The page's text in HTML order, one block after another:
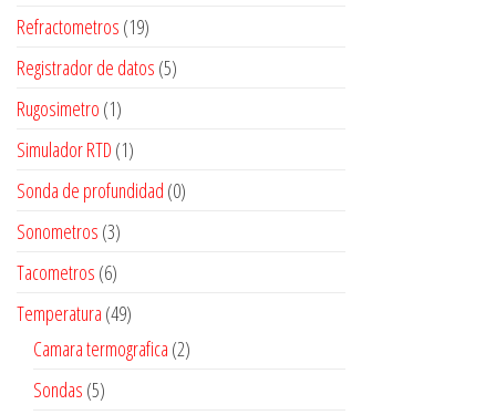
Refractometros (19)
Registrador de datos (5)
Rugosimetro (1)
Simulador RTD (1)
Sonda de profundidad (0)
Sonometros (3)
Tacometros (6)
Temperatura (49)
Camara termografica (2)
Sondas (5)